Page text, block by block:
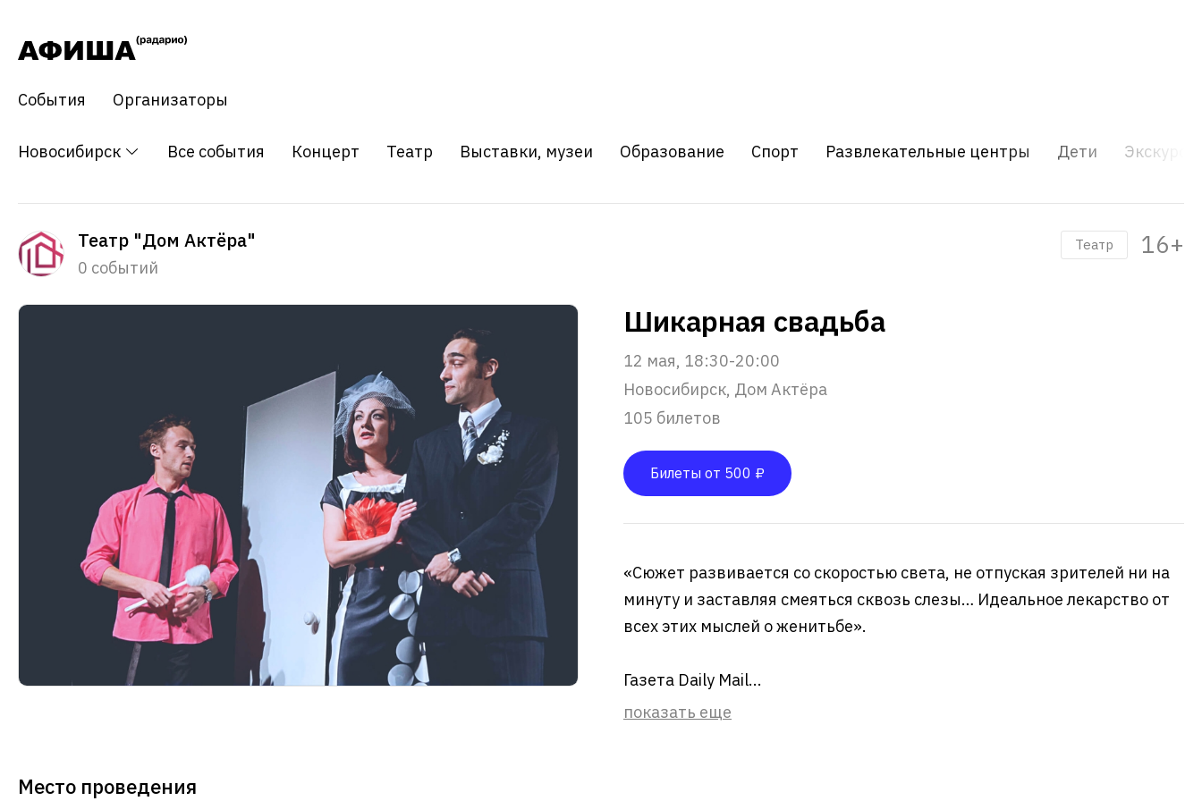
События Организаторы
Новосибирск Все события Концерт Театр Выставки, музеи Образование Спорт Развлекательные центры Дети
Театр "Дом Актёра"
0 событий
Театр 16+
Шикарная свадьба
12 мая, 18:30-20:00
Новосибирск, Дом Актёра
105 билетов
Билеты от 500 ₽
«Сюжет развивается со скоростью света, не отпуская зрителей ни на
минуту и заставляя смеяться сквозь слезы… Идеальное лекарство от
всех этих мыслей о женитьбе».
Газета Daily Mail...
показать еще
Место проведения